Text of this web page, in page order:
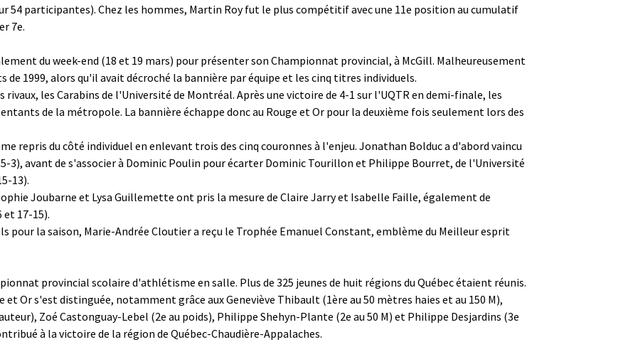
54 participantes). Chez les hommes, Martin Roy fut le plus compétitif avec une 11e position au cumulatif
7e.
du week-end (18 et 19 mars) pour présenter son Championnat provincial, à McGill. Malheureusement
de 1999, alors qu'il avait décroché la bannière par équipe et les cinq titres individuels.
les Carabins de l'Université de Montréal. Après une victoire de 4-1 sur l'UQTR en demi-finale, les
de la métropole. La bannière échappe donc au Rouge et Or pour la deuxième fois seulement lors des
repris du côté individuel en enlevant trois des cinq couronnes à l'enjeu. Jonathan Bolduc a d'abord vaincu
3), avant de s'associer à Dominic Poulin pour écarter Dominic Tourillon et Philippe Bourret, de l'Université
13).
Joubarne et Lysa Guillemette ont pris la mesure de Claire Jarry et Isabelle Faille, également de
17-15).
pour la saison, Marie-Andrée Cloutier a reçu le Trophée Emanuel Constant, emblème du Meilleur esprit
provincial scolaire d'athlétisme en salle. Plus de 325 jeunes de huit régions du Québec étaient réunis.
Or s'est distinguée, notamment grâce aux Geneviève Thibault (1ère au 50 mètres haies et au 150 M),
Zoé Castonguay-Lebel (2e au poids), Philippe Shehyn-Plante (2e au 50 M) et Philippe Desjardins (3e
à la victoire de la région de Québec-Chaudière-Appalaches.